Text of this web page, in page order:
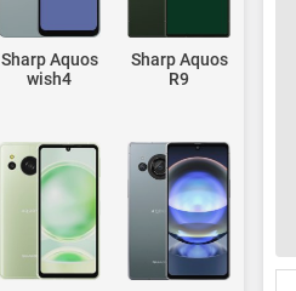
Sharp Aquos
wish4
Sharp Aquos
R9